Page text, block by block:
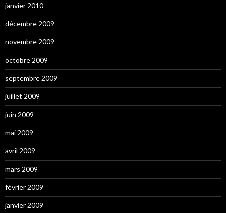
janvier 2010
décembre 2009
novembre 2009
octobre 2009
septembre 2009
juillet 2009
juin 2009
mai 2009
avril 2009
mars 2009
février 2009
janvier 2009